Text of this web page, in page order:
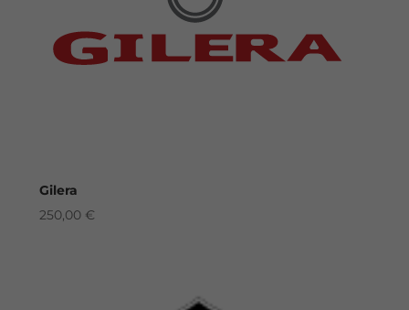
Gilera
250,00 €